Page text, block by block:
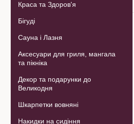
Краса та Здоров'я
Бігуді
Сауна і Лазня
Аксесуари для гриля, мангала
та пікніка
Декор та подарунки до
Великодня
Шкарпетки вовняні
Накидки на сидіння